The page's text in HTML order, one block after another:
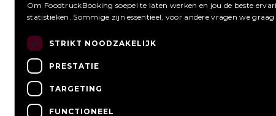
foodtruck?
Bedrijfsfeest
Inloggen
Overzicht
Meest gestelde
vragen
Vacatures
kunnen
Om FoodtruckBooking soepel te laten werken en jou de beste
statistieken. Sommige zijn essentieel, voor andere vragen we
STRIKT NOODZAKELIJK
PRESTATIE
TARGETING
FUNCTIONEEL